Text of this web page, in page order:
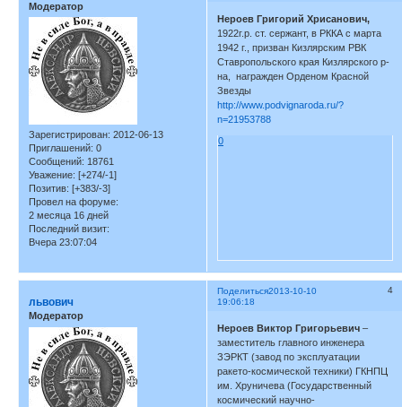
Модератор
Зарегистрирован: 2012-06-13
Приглашений: 0
Сообщений: 18761
Уважение: [+274/-1]
Позитив: [+383/-3]
Провел на форуме:
2 месяца 16 дней
Последний визит:
Вчера 23:07:04
Нероев Григорий Хрисанович,
1922г.р. ст. сержант, в РККА с марта
1942 г., призван Кизлярским РВК
Ставропольского края Кизлярского р-
на, награжден Орденом Красной
Звезды
http://www.podvignaroda.ru/?
n=21953788
0
Поделиться 4
2013-10-10
19:06:18
львович
Модератор
Нероев Виктор Григорьевич–
заместитель главного инженера
ЗЭРКТ (завод по эксплуатации
ракето-космической техники) ГКНПЦ
им. Хруничева (Государственный
космический научно-